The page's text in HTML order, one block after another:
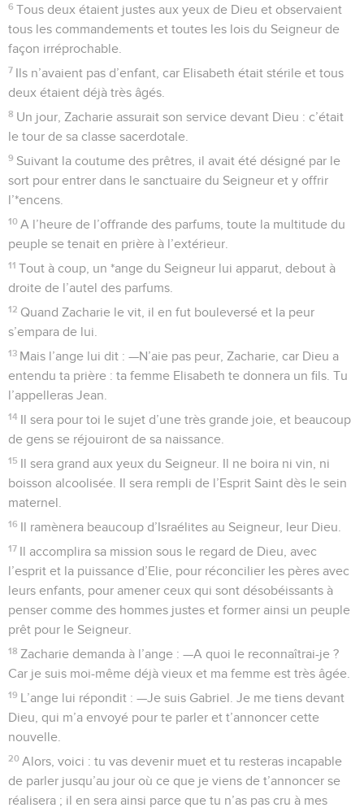
6 Tous deux étaient justes aux yeux de Dieu et observaient
tous les commandements et toutes les lois du Seigneur de
façon irréprochable.
7 Ils n’avaient pas d’enfant, car Elisabeth était stérile et tous
deux étaient déjà très âgés.
8 Un jour, Zacharie assurait son service devant Dieu : c’était
le tour de sa classe sacerdotale.
9 Suivant la coutume des prêtres, il avait été désigné par le
sort pour entrer dans le sanctuaire du Seigneur et y offrir
l’*encens.
10 A l’heure de l’offrande des parfums, toute la multitude du
peuple se tenait en prière à l’extérieur.
11 Tout à coup, un *ange du Seigneur lui apparut, debout à
droite de l’autel des parfums.
12 Quand Zacharie le vit, il en fut bouleversé et la peur
s’empara de lui.
13 Mais l’ange lui dit : —N’aie pas peur, Zacharie, car Dieu a
entendu ta prière : ta femme Elisabeth te donnera un fils. Tu
l’appelleras Jean.
14 Il sera pour toi le sujet d’une très grande joie, et beaucoup
de gens se réjouiront de sa naissance.
15 Il sera grand aux yeux du Seigneur. Il ne boira ni vin, ni
boisson alcoolisée. Il sera rempli de l’Esprit Saint dès le sein
maternel.
16 Il ramènera beaucoup d’Israélites au Seigneur, leur Dieu.
17 Il accomplira sa mission sous le regard de Dieu, avec
l’esprit et la puissance d’Elie, pour réconcilier les pères avec
leurs enfants, pour amener ceux qui sont désobéissants à
penser comme des hommes justes et former ainsi un peuple
prêt pour le Seigneur.
18 Zacharie demanda à l’ange : —A quoi le reconnaîtrai-je ?
Car je suis moi-même déjà vieux et ma femme est très âgée.
19 L’ange lui répondit : —Je suis Gabriel. Je me tiens devant
Dieu, qui m’a envoyé pour te parler et t’annoncer cette
nouvelle.
20 Alors, voici : tu vas devenir muet et tu resteras incapable
de parler jusqu’au jour où ce que je viens de t’annoncer se
réalisera ; il en sera ainsi parce que tu n’as pas cru à mes